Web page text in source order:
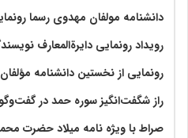
دانشنامه مولفان مهدوی رسما
رویداد رونمایی دایرةالمعارف
رونمایی از نخستین دانشنامه
راز شگفت‌انگیز سوره حمد در
صراط با ویژه نامه میلاد حضرت